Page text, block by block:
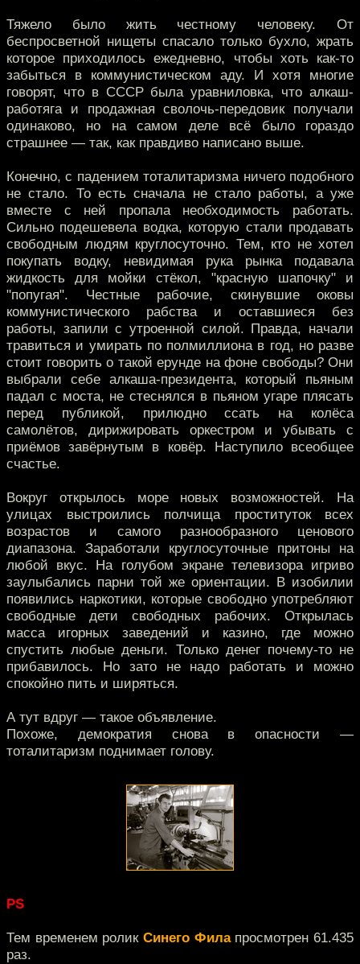
Тяжело было жить честному человеку. От
беспросветной нищеты спасало только бухло, жрать
которое приходилось ежедневно, чтобы хоть как-то
забыться в коммунистическом аду. И хотя многие
говорят, что в СССР была уравниловка, что алкаш-
работяга и продажная сволочь-передовик получали
одинаково, но на самом деле всё было гораздо
страшнее — так, как правдиво написано выше.
Конечно, с падением тоталитаризма ничего подобного
не стало. То есть сначала не стало работы, а уже
вместе с ней пропала необходимость работать.
Сильно подешевела водка, которую стали продавать
свободным людям круглосуточно. Тем, кто не хотел
покупать водку, невидимая рука рынка подавала
жидкость для мойки стёкол, "красную шапочку" и
"попугая". Честные рабочие, скинувшие оковы
коммунистического рабства и оставшиеся без
работы, запили с утроенной силой. Правда, начали
травиться и умирать по полмиллиона в год, но разве
стоит говорить о такой ерунде на фоне свободы? Они
выбрали себе алкаша-президента, который пьяным
падал с моста, не стеснялся в пьяном угаре плясать
перед публикой, прилюдно ссать на колёса
самолётов, дирижировать оркестром и убывать с
приёмов завёрнутым в ковёр. Наступило всеобщее
счастье.
Вокруг открылось море новых возможностей. На
улицах выстроились полчища проституток всех
возрастов и самого разнообразного ценового
диапазона. Заработали круглосуточные притоны на
любой вкус. На голубом экране телевизора игриво
заулыбались парни той же ориентации. В изобилии
появились наркотики, которые свободно употребляют
свободные дети свободных рабочих. Открылась
масса игорных заведений и казино, где можно
спустить любые деньги. Только денег почему-то не
прибавилось. Но зато не надо работать и можно
спокойно пить и ширяться.
А тут вдруг — такое объявление.
Похоже, демократия снова в опасности —
тоталитаризм поднимает голову.
PS
Тем временем ролик Синего Филапросмотрен 61.435
раз.